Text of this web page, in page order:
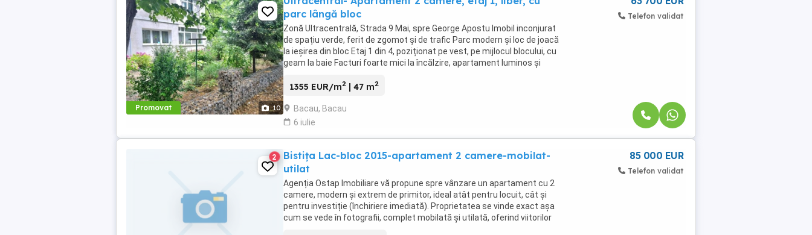
Promovat 10
parc lângă bloc
Zonă Ultracentrală, Strada 9 Mai, spre George Apostu Imobil inconjurat
de spațiu verde, ferit de zgomot și de trafic Parc modern și loc de joacă
la ieșirea din bloc Etaj 1 din 4, poziționat pe vest, pe mijlocul blocului, cu
geam la baie Facturi foarte mici la încălzire, apartament luminos și
1355 EUR/m2 | 47 m2
Bacau, Bacau
6 iulie
Telefon validat
2
Bistița Lac-bloc 2015-apartament 2 camere-mobilat-
utilat
Agenția Ostap Imobiliare vă propune spre vânzare un apartament cu 2
camere, modern și extrem de primitor, ideal atât pentru locuit, cât și
pentru investiție (închiriere imediată). Proprietatea se vinde exact așa
cum se vede în fotografii, complet mobilată și utilată, oferind viitorilor
85 000 EUR
Telefon validat